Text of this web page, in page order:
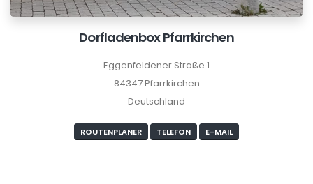
Dorfladenbox Pfarrkirchen
Eggenfeldener Straße 1
84347 Pfarrkirchen
Deutschland
ROUTENPLANER TELEFON E-MAIL